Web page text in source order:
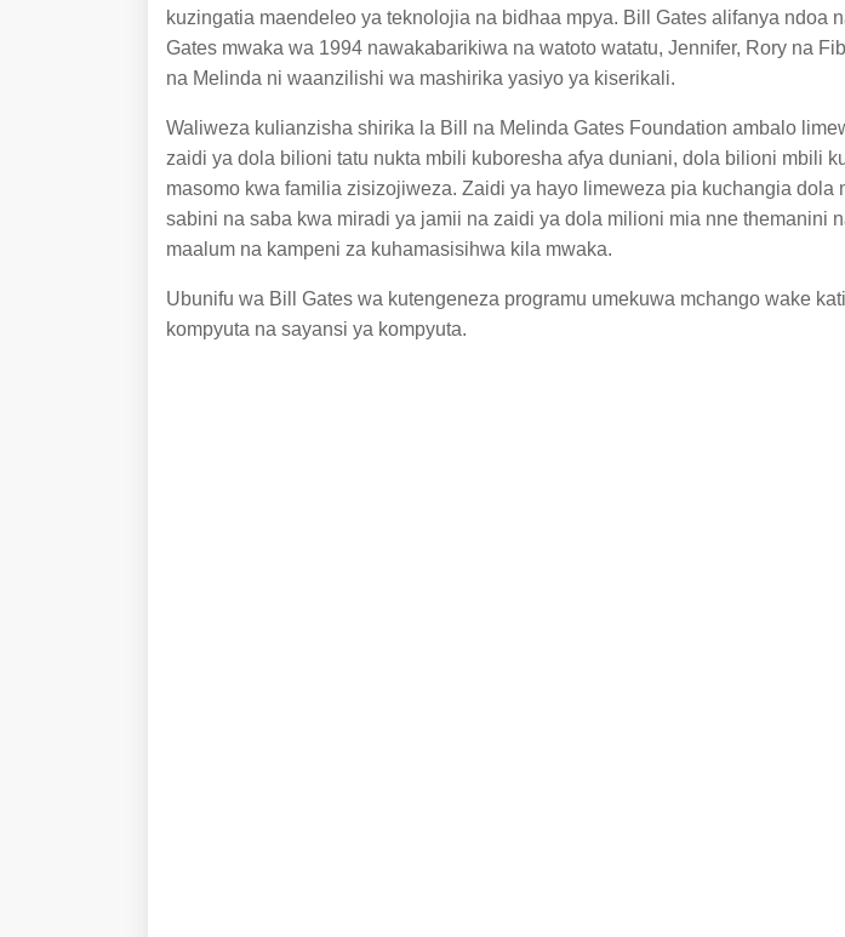
kuzingatia maendeleo ya teknolojia na bidhaa mpya. Bill Gates alifanya ndoa
Gates mwaka wa 1994 nawakabarikiwa na watoto watatu, Jennifer, Rory na
na Melinda ni waanzilishi wa mashirika yasiyo ya kiserikali.
Waliweza kulianzisha shirika la Bill na Melinda Gates Foundation ambalo
zaidi ya dola bilioni tatu nukta mbili kuboresha afya duniani, dola bilioni mbili
masomo kwa familia zisizojiweza. Zaidi ya hayo limeweza pia kuchangia dola
sabini na saba kwa miradi ya jamii na zaidi ya dola milioni mia nne themanini
maalum na kampeni za kuhamasisihwa kila mwaka.
Ubunifu wa Bill Gates wa kutengeneza programu umekuwa mchango wake
kompyuta na sayansi ya kompyuta.